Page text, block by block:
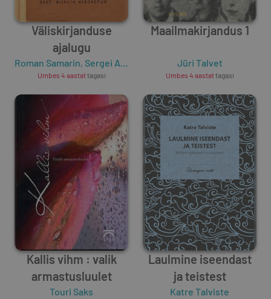
Väliskirjanduse
ajalugu
Roman Samarin, Sergei Artamonov
Umbes 4 aastattagasi
Maailmakirjandus 1
Jüri Talvet
Umbes 4 aastattagasi
Kallis vihm : valik
armastusluulet
Touri Saks
Laulmine iseendast
ja teistest
Katre Talviste